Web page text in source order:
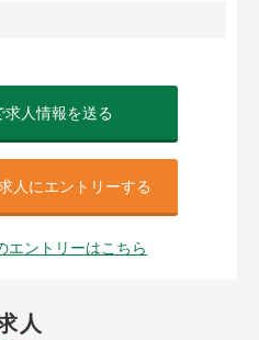
求人情報を送る
人にエントリーする
エントリーはこちら
人